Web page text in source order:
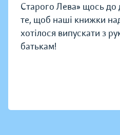
Старого Лева» щось
те, щоб наші книжки
хотілося випускати з
батькам!